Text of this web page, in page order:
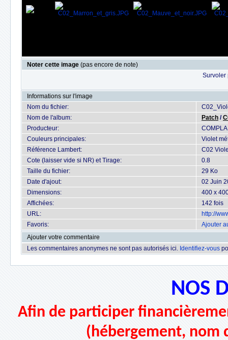
Noter cette image (pas encore de note)
Survoler
Informations sur l'image
Nom du fichier:
Nom de l'album:
Patch /
Producteur:
Couleurs principales:
Violet
Référence Lambert:
C02
Cote (laisser vide si NR) et Tirage:
0.8
Taille du fichier:
29 Ko
Date d'ajout:
02 Juin
Dimensions:
400 x
Affichées:
142 fois
URL:
http://
Favoris:
Ajouter
Ajouter votre commentaire
Les commentaires anonymes ne sont pas autorisés ici. Identifiez-vous
NOS
Afin de participer
(hébergement,